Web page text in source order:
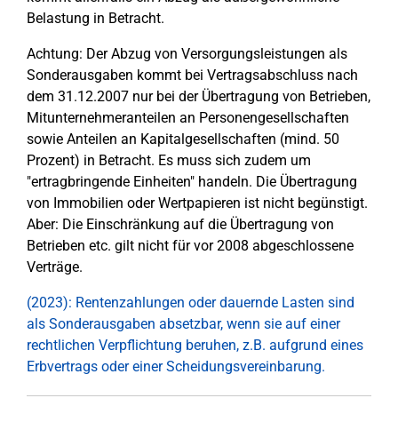
Belastung in Betracht.
Achtung: Der Abzug von Versorgungsleistungen als
Sonderausgaben kommt bei Vertragsabschluss nach
dem 31.12.2007 nur bei der Übertragung von Betrieben,
Mitunternehmeranteilen an Personengesellschaften
sowie Anteilen an Kapitalgesellschaften (mind. 50
Prozent) in Betracht. Es muss sich zudem um
"ertragbringende Einheiten" handeln. Die Übertragung
von Immobilien oder Wertpapieren ist nicht begünstigt.
Aber: Die Einschränkung auf die Übertragung von
Betrieben etc. gilt nicht für vor 2008 abgeschlossene
Verträge.
(2023): Rentenzahlungen oder dauernde Lasten sind
als Sonderausgaben absetzbar, wenn sie auf einer
rechtlichen Verpflichtung beruhen, z.B. aufgrund eines
Erbvertrags oder einer Scheidungsvereinbarung.